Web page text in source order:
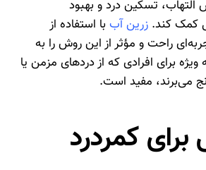
تسکین درد و بهبود
کمک کند.زرین آب با استفاده از
راحت و مؤثر از این روش را به
ویژه برای افرادی که از دردهای مزمن یا
می‌برند، مفید است.
برای کمردرد